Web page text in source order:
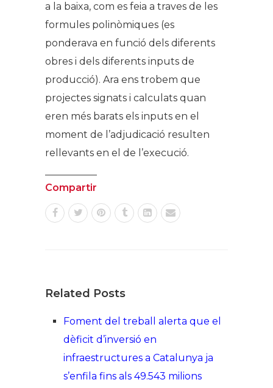
a la baixa, com es feia a traves de les
formules polinòmiques (es
ponderava en funció dels diferents
obres i dels diferents inputs de
producció). Ara ens trobem que
projectes signats i calculats quan
eren més barats els inputs en el
moment de l’adjudicació resulten
rellevants en el de l’execució.
Compartir
Related Posts
Foment del treball alerta que el
dèficit d’inversió en
infraestructures a Catalunya ja
s’enfila fins als 49.543 milions